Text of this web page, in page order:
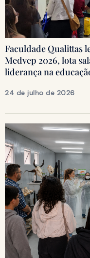
Faculdade Qualittas
Medvep 2026, lota
liderança na
24 de julho de 2026